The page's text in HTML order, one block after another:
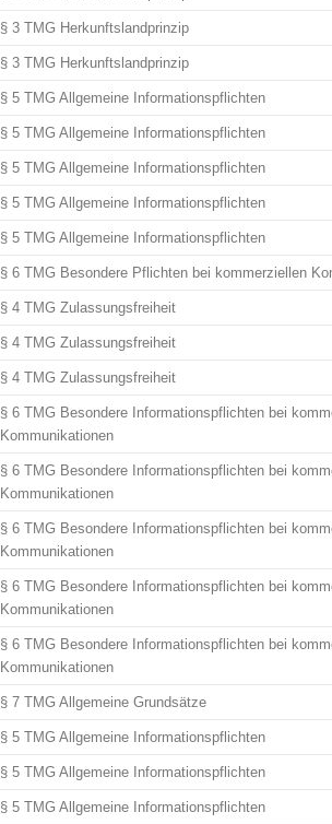
§ 3 TMG Herkunftslandprinzip
§ 3 TMG Herkunftslandprinzip
§ 5 TMG Allgemeine Informationspflichten
§ 5 TMG Allgemeine Informationspflichten
§ 5 TMG Allgemeine Informationspflichten
§ 5 TMG Allgemeine Informationspflichten
§ 5 TMG Allgemeine Informationspflichten
§ 6 TMG Besondere Pflichten bei kommerziellen
§ 4 TMG Zulassungsfreiheit
§ 4 TMG Zulassungsfreiheit
§ 4 TMG Zulassungsfreiheit
§ 6 TMG Besondere Informationspflichten bei
Kommunikationen
§ 6 TMG Besondere Informationspflichten bei
Kommunikationen
§ 6 TMG Besondere Informationspflichten bei
Kommunikationen
§ 6 TMG Besondere Informationspflichten bei
Kommunikationen
§ 6 TMG Besondere Informationspflichten bei
Kommunikationen
§ 7 TMG Allgemeine Grundsätze
§ 5 TMG Allgemeine Informationspflichten
§ 5 TMG Allgemeine Informationspflichten
§ 5 TMG Allgemeine Informationspflichten